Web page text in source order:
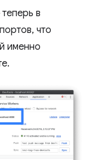
теперь в
что
именно